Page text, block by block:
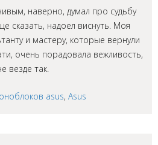
наверно, думал про судьбу
сказать, надоел виснуть. Моя
и мастеру, которые вернули
очень порадовала вежливость,
везде так.
asus, Asus